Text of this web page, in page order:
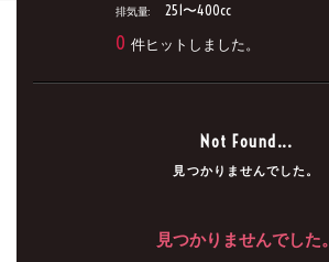
排気量: 251〜400cc
0 件ヒットしました。
Not Found...
見つかりませんでした。
見つかりませんでした。